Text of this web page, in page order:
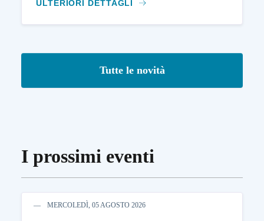
ULTERIORI DETTAGLI
Tutte le novità
I prossimi eventi
MERCOLEDÌ, 05 AGOSTO 2026